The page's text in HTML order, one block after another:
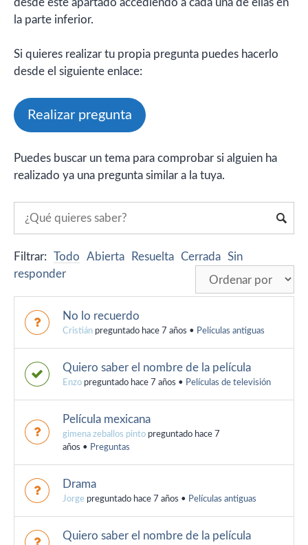
la parte inferior.
Si quieres realizar tu propia pregunta puedes hacerlo
desde el siguiente enlace:
Realizar pregunta
Puedes buscar un tema para comprobar si alguien ha
realizado ya una pregunta similar a la tuya.
Filtrar: Todo Abierta Resuelta Cerrada Sin
responder
No lo recuerdo
Cristián preguntado hace 7 años • Películas antiguas
Quiero saber el nombre de la película
Enzo preguntado hace 7 años • Películas de televisión
Película mexicana
gimena zeballos pinto preguntado hace 7
años • Preguntas
Drama
Jorge preguntado hace 7 años • Películas antiguas
Quiero saber el nombre de la película